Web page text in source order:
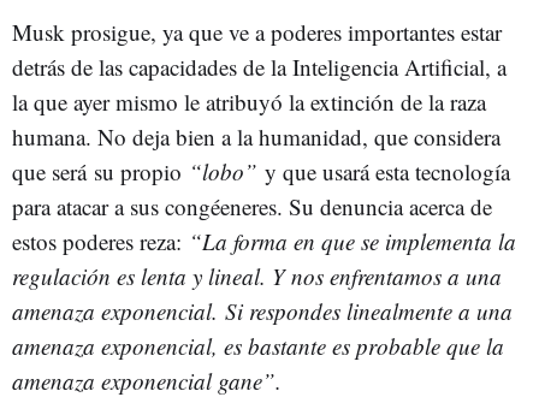
Musk prosigue, ya que ve a poderes importantes estar
detrás de las capacidades de la Inteligencia Artificial, a
la que ayer mismo le atribuyó la extinción de la raza
humana. No deja bien a la humanidad, que considera
que será su propio “lobo” y que usará esta tecnología
para atacar a sus congéeneres. Su denuncia acerca de
estos poderes reza: “La forma en que se implementa la
regulación es lenta y lineal. Y nos enfrentamos a una
amenaza exponencial. Si respondes linealmente a una
amenaza exponencial, es bastante es probable que la
amenaza exponencial gane”.